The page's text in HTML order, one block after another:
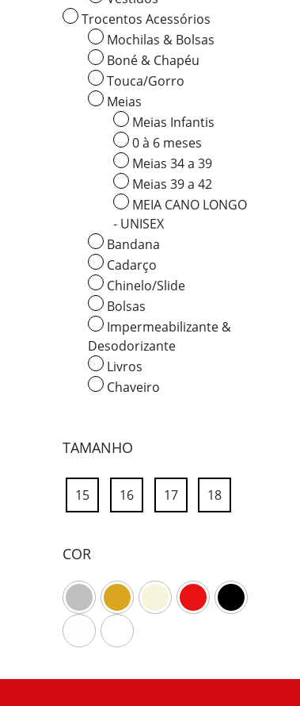
Trocentos Acessórios
Mochilas & Bolsas
Boné & Chapéu
Touca/Gorro
Meias
Meias Infantis
0 à 6 meses
Meias 34 a 39
Meias 39 a 42
MEIA CANO LONGO
- UNISEX
Bandana
Cadarço
Chinelo/Slide
Bolsas
Impermeabilizante &
Desodorizante
Livros
Chaveiro
TAMANHO
15 16 17 18
COR